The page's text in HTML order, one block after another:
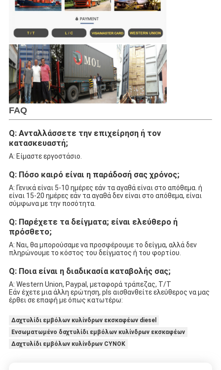
FAQ
Q: Ανταλλάσσετε την επιχείρηση ή τον
κατασκευαστή;
Α: Είμαστε εργοστάσιο.
Q: Πόσο καιρό είναι η παράδοσή σας χρόνος;
Α: Γενικά είναι 5-10 ημέρες εάν τα αγαθά είναι στο απόθεμα. ή
είναι 15-20 ημέρες εάν τα αγαθά δεν είναι στο απόθεμα, είναι
σύμφωνα με την ποσότητα.
Q: Παρέχετε τα δείγματα; είναι ελεύθερο ή
πρόσθετο;
Α: Ναι, θα μπορούσαμε να προσφέρουμε το δείγμα, αλλά δεν
πληρώνουμε το κόστος του δείγματος ή του φορτίου.
Q: Ποια είναι η διαδικασία καταβολής σας;
Α: Western Union, Paypal, μεταφορά τράπεζας, T/T
Εάν έχετε μια άλλη ερώτηση, pls αισθανθείτε ελεύθερος να μας
έρθει σε επαφή με όπως κατωτέρω:
Δαχτυλίδι εμβόλων κυλίνδρων εκσκαφέων diesel
Ενσωματωμένο δαχτυλίδι εμβόλων κυλίνδρων εκσκαφέων
Δαχτυλίδι εμβόλων κυλίνδρων CYNOK